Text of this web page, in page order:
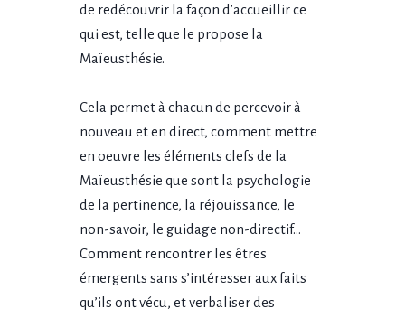
de redécouvrir la façon d’accueillir ce
qui est, telle que le propose la
Maïeusthésie.
Cela permet à chacun de percevoir à
nouveau et en direct, comment mettre
en oeuvre les éléments clefs de la
Maïeusthésie que sont la psychologie
de la pertinence, la réjouissance, le
non-savoir, le guidage non-directif…
Comment rencontrer les êtres
émergents sans s’intéresser aux faits
qu’ils ont vécu, et verbaliser des